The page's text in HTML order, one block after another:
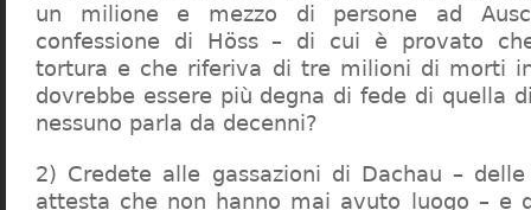
un milione e mezzo di persone ad
confessione di Höss – di cui è provato
tortura e che riferiva di tre milioni di morti
dovrebbe essere più degna di fede di quella
nessuno parla da decenni?
2) Credete alle gassazioni di Dachau –
attesta che non hanno mai avuto luogo – e